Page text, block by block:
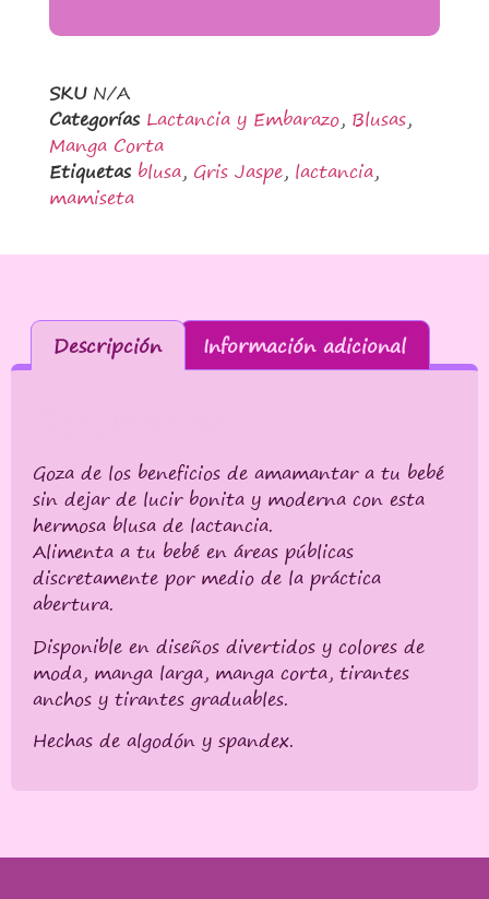
SKU N/A
Categorías Lactancia y Embarazo, Blusas,
Manga Corta
Etiquetas blusa, Gris Jaspe, lactancia,
mamiseta
Descripción Información adicional
Goza de los beneficios de amamantar a tu bebé
sin dejar de lucir bonita y moderna con esta
hermosa blusa de lactancia.
Alimenta a tu bebé en áreas públicas
discretamente por medio de la práctica
abertura.
Disponible en diseños divertidos y colores de
moda, manga larga, manga corta, tirantes
anchos y tirantes graduables.
Hechas de algodón y spandex.